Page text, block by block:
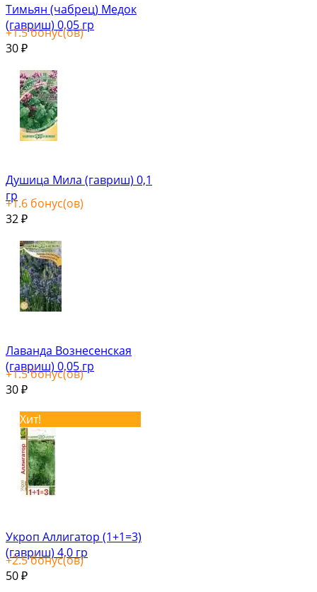
Тимьян (чабрец) Медок
(гавриш) 0,05 гр
+1.5бонус(ов)
30 ₽
Душица Мила (гавриш) 0,1
гр
+1.6 бонус(ов)
32 ₽
Лаванда Вознесенская
(гавриш) 0,05 гр
+1.5бонус(ов)
30 ₽
Хит!
Укроп Аллигатор (1+1=3)
(гавриш) 4,0 гр
+2.5бонус(ов)
50 ₽